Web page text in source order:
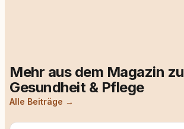
Mehr aus dem Magazin zu
Gesundheit & Pflege
Alle Beiträge →